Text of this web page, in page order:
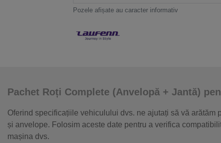
Pozele afișate au caracter informativ
Pachet Roți Complete (Anvelopă + Jantă)
Oferind specificațiile vehiculului dvs. ne ajutați să vă arătăm
și anvelope. Folosim aceste date pentru a verifica
mașina dvs.